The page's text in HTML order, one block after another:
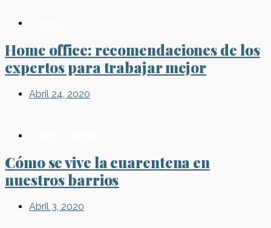
Home office: recomendaciones de los
expertos para trabajar mejor
Abril 24, 2020
Cómo se vive la cuarentena en
nuestros barrios
Abril 3, 2020